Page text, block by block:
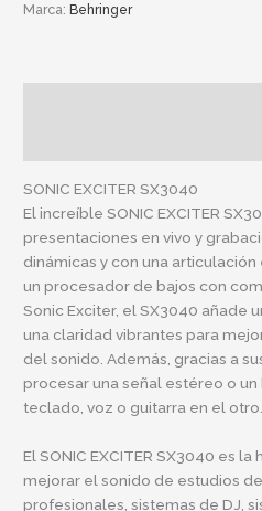
Marca:Behringer
SONIC EXCITER SX3040
El increíble SONIC EXCITER
presentaciones en vivo y
dinámicas y con una
un procesador de bajos con
Sonic Exciter, el SX3040 añade
una claridad vibrantes para
del sonido. Además, gracias a
procesar una señal estéreo o un
teclado, voz o guitarra en el otro.
El SONIC EXCITER SX3040 es
mejorar el sonido de estudios
profesionales, sistemas de DJ,